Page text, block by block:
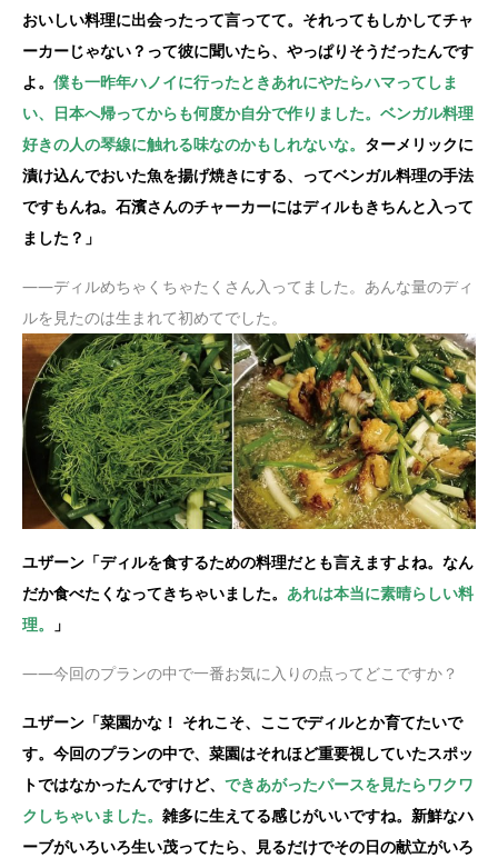
おいしい料理に出会ったって言ってて。それってもしかしてチャ
ーカーじゃない？って彼に聞いたら、やっぱりそうだったんです
よ。 僕も一昨年ハノイに行ったときあれにやたらハマってしま
い、日本へ帰ってからも何度か自分で作りました。ベンガル料理
好きの人の琴線に触れる味なのかもしれないな。 ターメリックに
漬け込んでおいた魚を揚げ焼きにする、ってベンガル料理の手法
ですもんね。石濱さんのチャーカーにはディルもきちんと入って
ました？」
——ディルめちゃくちゃたくさん入ってました。あんな量のディ
ルを見たのは生まれて初めてでした。
ユザーン「ディルを食するための料理だとも言えますよね。なん
だか食べたくなってきちゃいました。 あれは本当に素晴らしい料
理。
」
——今回のプランの中で一番お気に入りの点ってどこですか？
ユザーン「菜園かな！ それこそ、ここでディルとか育てたいで
す。今回のプランの中で、菜園はそれほど重要視していたスポッ
トではなかったんですけど、 できあがったパースを見たらワクワ
クしちゃいました。 雑多に生えてる感じがいいですね。新鮮なハ
ーブがいろいろ生い茂ってたら、見るだけでその日の献立がいろ